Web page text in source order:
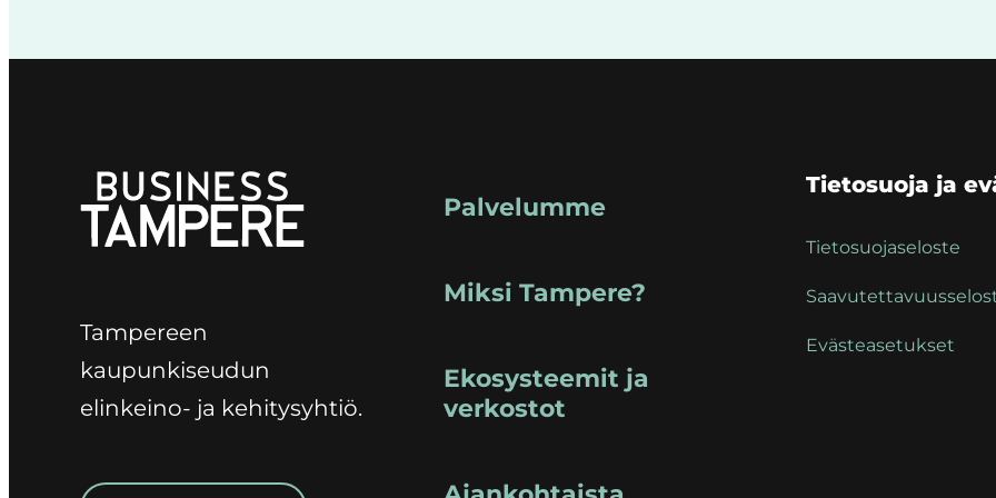
Tampereen
kaupunkiseudun
elinkeino- ja kehitysyhtiö.
Palvelumme
Miksi Tampere?
Ekosysteemit ja
verkostot
Tietosuoja ja
Tietosuojaseloste
Evästeasetukset